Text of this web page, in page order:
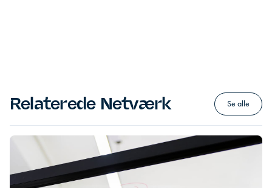
Relaterede Netværk Se alle